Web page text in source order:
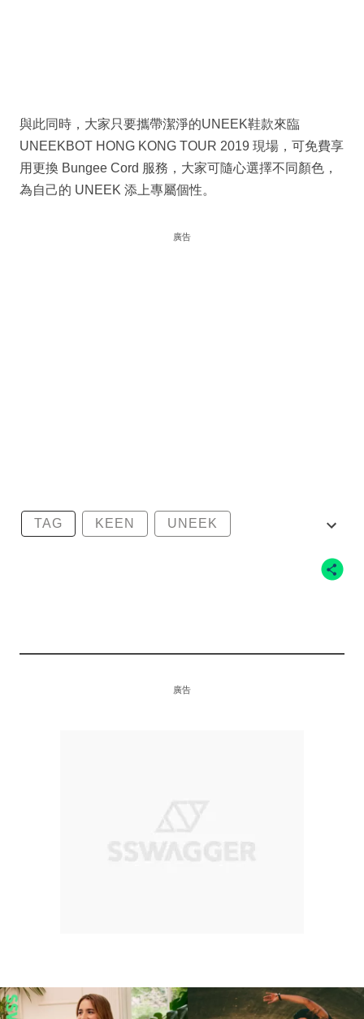
與此同時，大家只要攜帶潔淨的UNEEK鞋款來臨
UNEEKBOT HONG KONG TOUR 2019 現場，可免費享
用更換 Bungee Cord 服務，大家可隨心選擇不同顏色，
為自己的 UNEEK 添上專屬個性。
廣告
TAG KEEN UNEEK
廣告